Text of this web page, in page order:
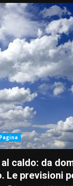
caldo: da
Le previsioni